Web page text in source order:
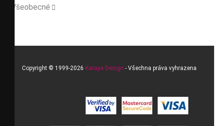
Všeobecné 
Copyright © 1999-2026 Karaya Design - Všechna práva vyhrazena